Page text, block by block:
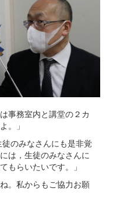
事務室内と講堂の２カ
。」
のみなさんにも是非覚
は，生徒のみなさんに
もらいたいです。」
。私からもご協力お願